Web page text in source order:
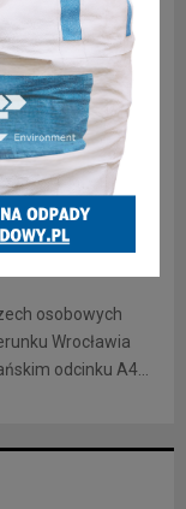
6
osobowych
Wrocławia
odcinku A4...